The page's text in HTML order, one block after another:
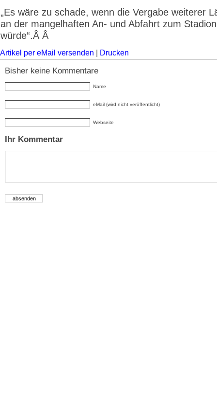
„Es wäre zu schade, wenn die Vergabe weiterer
an der mangelhaften An- und Abfahrt zum
würde“.Â Â
Artikel per eMail versenden Drucken
Bisher keine Kommentare
Name
eMail (wird nicht veröffentlicht)
Webseite
Ihr Kommentar